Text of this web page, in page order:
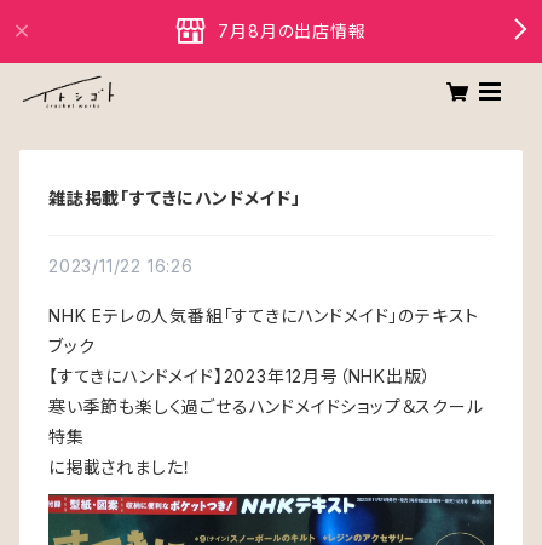
7月8月の出店情報
雑誌掲載「すてきにハンドメイド」
2023/11/22 16:26
NHK Eテレの人気番組「すてきにハンドメイド」のテキスト
ブック
【すてきにハンドメイド】2023年12月号（NHK出版）
寒い季節も楽しく過ごせるハンドメイドショップ＆スクール
特集
に掲載されました！